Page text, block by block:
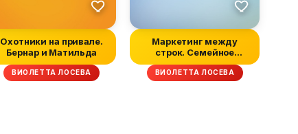
Охотники на привале.
Бернар и Матильда
ВИОЛЕТТА ЛОСЕВА
Маркетинг между
строк. Семейное
положение: сама не...
ВИОЛЕТТА ЛОСЕВА